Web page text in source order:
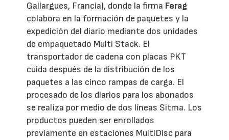
Gallargues, Francia), donde la firma Ferag
colabora en la formación de paquetes y la
expedición del diario mediante dos unidades
de empaquetado Multi Stack. El
transportador de cadena con placas PKT
cuida después de la distribución de los
paquetes a las cinco rampas de carga. El
procesado de los diarios para los abonados
se realiza por medio de dos líneas Sitma. Los
productos pueden ser enrollados
previamente en estaciones MultiDisc para